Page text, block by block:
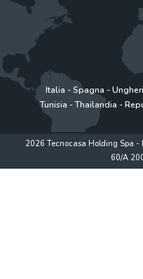
Italia -Spagna -
Tunisia -Thailandia -
2026 Tecnocasa Holding Spa
60/A